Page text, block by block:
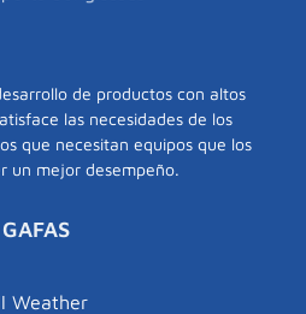
de productos con altos
las necesidades de los
que necesitan equipos que los
un mejor desempeño.
GAFAS
Weather